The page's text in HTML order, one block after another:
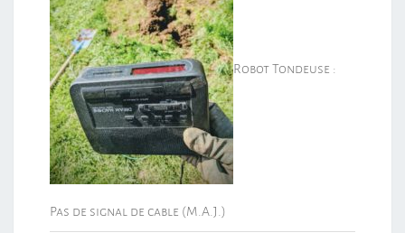
Robot Tondeuse :
Pas de signal de cable (M.A.J.)